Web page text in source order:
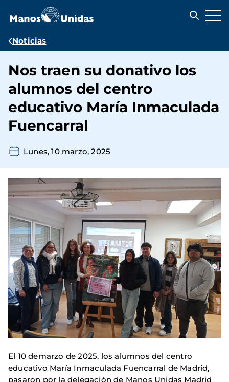
contenido
Ruta
navegación
Noticias
Nos traen su donativo los
alumnos del centro
educativo María Inmaculada
Fuencarral
Lunes, 10 marzo, 2025
El 10 demarzo de 2025, los alumnos del centro
educativo María Inmaculada Fuencarral de Madrid,
pasaron por la delegación de Manos Unidas Madrid